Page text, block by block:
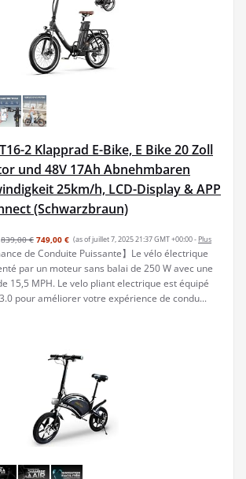
2 Klapprad E-Bike, E Bike 20 Zoll
und 48V 17Ah Abnehmbaren
25km/h, LCD-Display & APP
(Schwarzbraun)
839,00 € 749,00 € (as of juillet 7, 2025 21:37 GMT +00:00 - Plus
de Conduite Puissante】Le vélo électrique
par un moteur sans balai de 250 W avec une
15,5 MPH. Le velo pliant electrique est équipé
pour améliorer votre expérience de condu...